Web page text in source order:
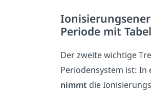
Periode mit
Der zweite wichtige
Periodensystem ist: In
nimmt die